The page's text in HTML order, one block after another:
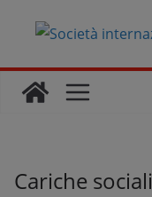
Cariche sociali